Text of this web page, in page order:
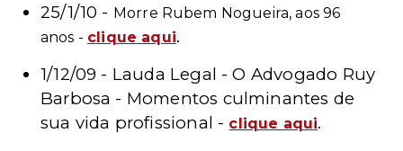
25/1/10 - Morre Rubem Nogueira, aos 96
anos - clique aqui.
1/12/09 - Lauda Legal - O Advogado Ruy
Barbosa - Momentos culminantes de
sua vida profissional - clique aqui.